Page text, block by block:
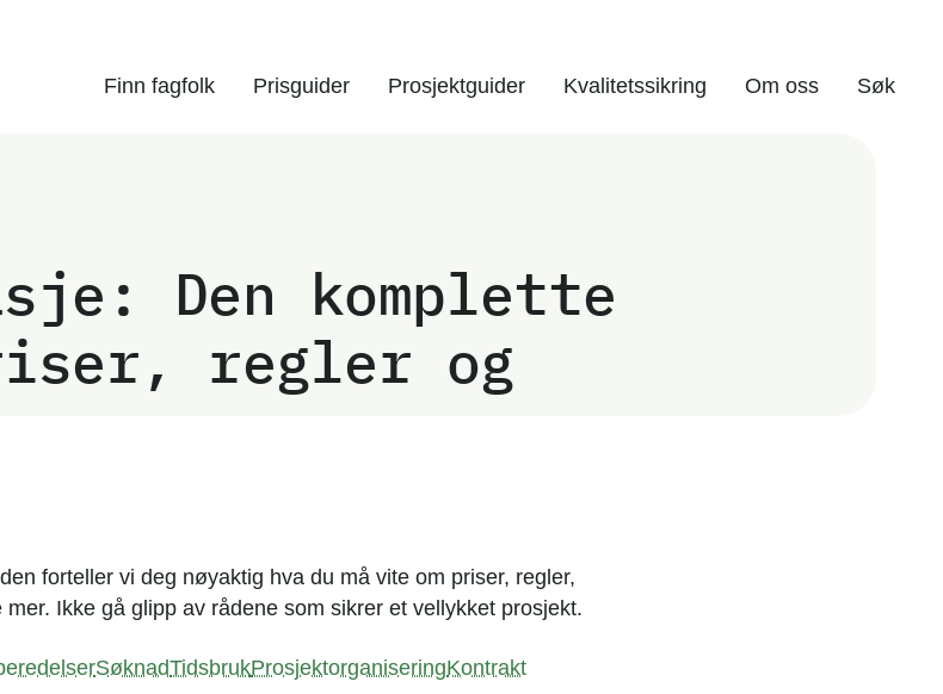
Finn fagfolk Prisguider Prosjektguider Kvalitetssikring Om oss Søk
Den komplette
regler og
forteller vi deg nøyaktig hva du må vite om priser, regler,
Ikke gå glipp av rådene som sikrer et vellykket prosjekt.
SøknadTidsbrukProsjektorganiseringKontrakt